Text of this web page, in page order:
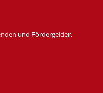
und Fördergelder.